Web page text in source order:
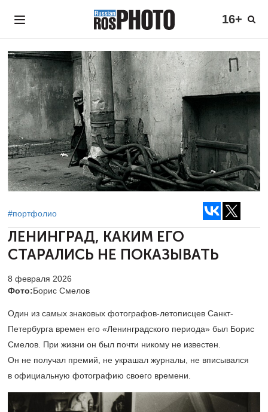
16+
#портфолио
ЛЕНИНГРАД, КАКИМ ЕГО
СТАРАЛИСЬ НЕ ПОКАЗЫВАТЬ
8 февраля 2026
Фото:Борис Смелов
Один из самых знаковых фотографов-летописцев Санкт-
Петербурга времен его «Ленинградского периода» был Борис
Смелов. При жизни он был почти никому не известен.
Он не получал премий, не украшал журналы, не вписывался
в официальную фотографию своего времени.